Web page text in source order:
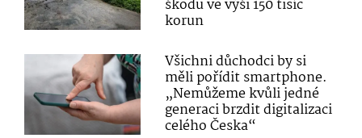
škodu ve výši 150 tisíc
korun
Všichni důchodci by si
měli pořídit smartphone.
„Nemůžeme kvůli jedné
generaci brzdit digitalizaci
celého Česka“